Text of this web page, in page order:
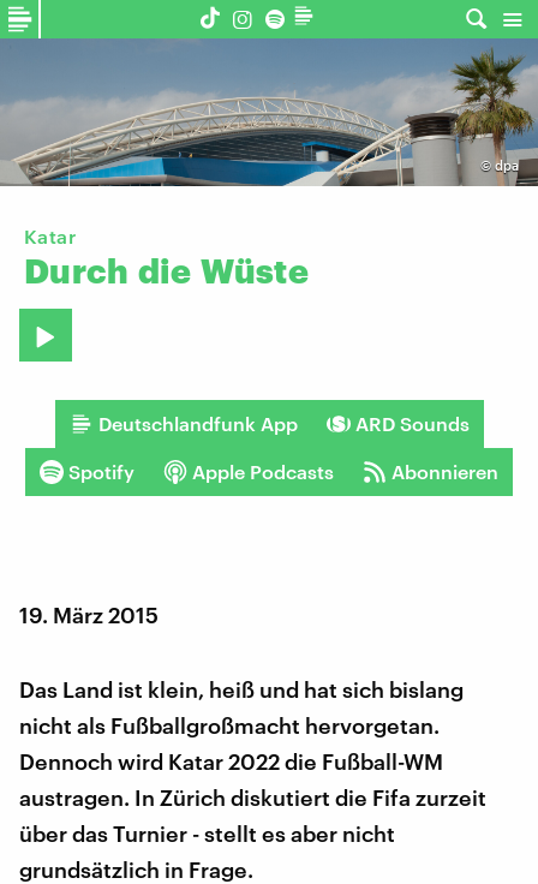
© dpa
Katar
Durch die Wüste
Deutschlandfunk App ARD Sounds
Spotify Apple Podcasts Abonnieren
19. März 2015
Das Land ist klein, heiß und hat sich bislang
nicht als Fußballgroßmacht hervorgetan.
Dennoch wird Katar 2022 die Fußball-WM
austragen. In Zürich diskutiert die Fifa zurzeit
über das Turnier - stellt es aber nicht
grundsätzlich in Frage.